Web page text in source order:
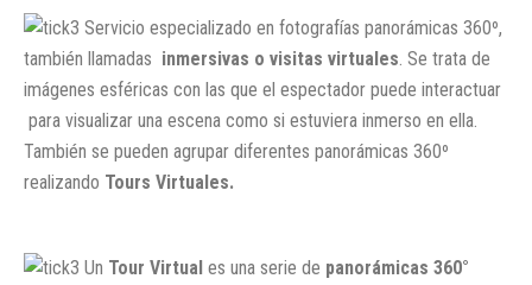
Servicio especializado en fotografías panorámicas 360º,
también llamadas inmersivas o visitas virtuales . Se trata de
imágenes esféricas con las que el espectador puede interactuar
para visualizar una escena como si estuviera inmerso en ella.
También se pueden agrupar diferentes panorámicas 360º
realizando Tours Virtuales.
Un Tour Virtual es una serie de panorámicas 360°